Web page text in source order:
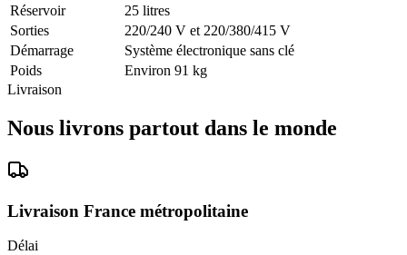
Réservoir
25 litres
Sorties
220/240 V et 220/380/415 V
Démarrage
Système électronique sans clé
Poids
Environ 91 kg
Livraison
Nous livrons partout dans le monde
Livraison France métropolitaine
Délai